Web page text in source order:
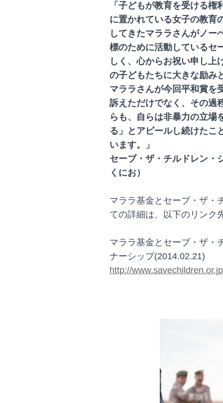
「子どもが教育を受ける
に置かれている女子の教育
してきたマララさんがノー
標のために活動しているセ
しく、心からお祝い申し上
の子どもたちに大きな励み
マララさんが今回平和賞を
訴えただけでなく、その過
らも、自らは非暴力の立場
る」とアピールし続けたこ
います。」
セーブ・ザ・チルドレン・
くにお）
マララ基金とセーブ・ザ・
ての詳細は、以下のリンク
マララ基金とセーブ・ザ・
ナーシップ(2014.02.21)
http://